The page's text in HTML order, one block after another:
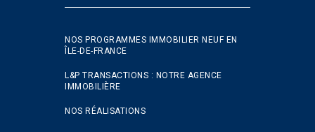
NOS PROGRAMMES IMMOBILIER NEUF EN
ÎLE-DE-FRANCE
L&P TRANSACTIONS : NOTRE AGENCE
IMMOBILIÈRE
NOS RÉALISATIONS